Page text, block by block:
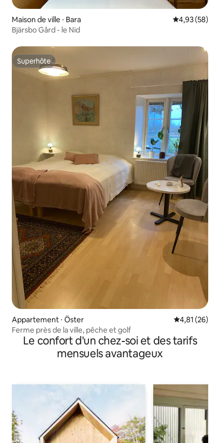
Maison de ville ⋅ Bara Évaluation
4,93 (58)
Bjärsbo Gård - le Nid
Superhôte
Superhôte
Appartement ⋅ Öster Évaluation
4,81 (26)
Ferme près de la ville, pêche et golf
Le confort d'un chez-soi et des tarifs
mensuels avantageux